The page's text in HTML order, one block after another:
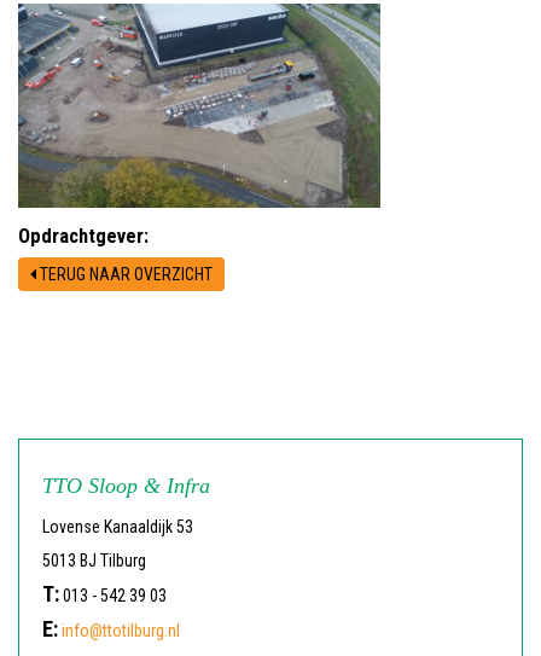
Opdrachtgever:
TERUG NAAR OVERZICHT
TTO Sloop & Infra
Lovense Kanaaldijk 53
5013 BJ Tilburg
T:013 - 542 39 03
E:info@ttotilburg.nl